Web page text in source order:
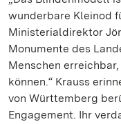
wunderbare Kleinod
Ministerialdirektor
Monumente des
Menschen
können.“ Krauss
von Württemberg
Engagement. Ihr